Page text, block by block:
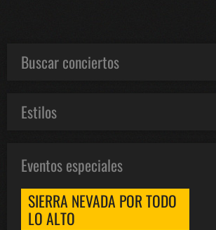
Buscar conciertos
Estilos
Eventos especiales
SIERRA NEVADA POR TODO
LO ALTO